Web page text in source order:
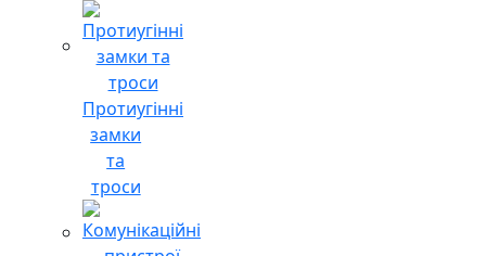
Протиугінні
замки
та
троси